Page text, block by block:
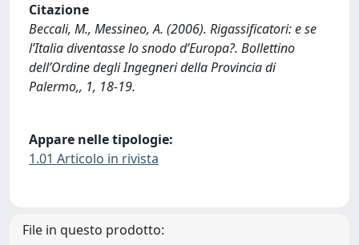
Citazione
Beccali, M., Messineo, A. (2006). Rigassificatori: e se
l’Italia diventasse lo snodo d’Europa?. Bollettino
dell’Ordine degli Ingegneri della Provincia di
Palermo,, 1, 18-19.
Appare nelle tipologie:
1.01 Articolo in rivista
File in questo prodotto: